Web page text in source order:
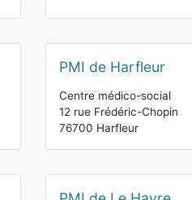
PMI de Harfleur
Centre médico-social
12 rue Frédéric-Chopin
76700 Harfleur